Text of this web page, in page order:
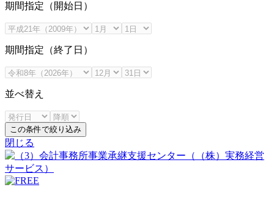
期間指定（開始日）
期間指定（終了日）
並べ替え
この条件で絞り込み
閉じる